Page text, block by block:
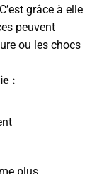
grâce à elle
peuvent
ou les chocs
:
plus